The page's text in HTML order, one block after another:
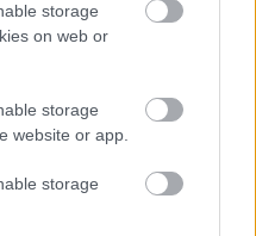
storage
on web or
storage
website or app.
storage
négy budapesti
a Corvin
a Danubius és a
összesen
elérhető. A kínált
akár 1500